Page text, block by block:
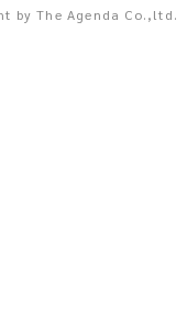
by The Agenda Co.,ltd.